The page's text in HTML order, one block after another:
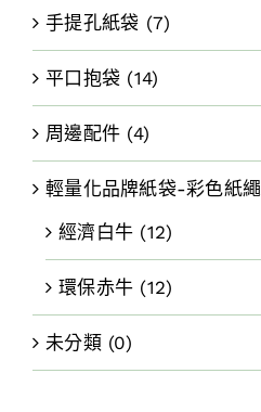
手提孔紙袋 (7)
平口抱袋 (14)
周邊配件 (4)
輕量化品牌紙袋-彩色紙繩
經濟白牛 (12)
環保赤牛 (12)
未分類 (0)